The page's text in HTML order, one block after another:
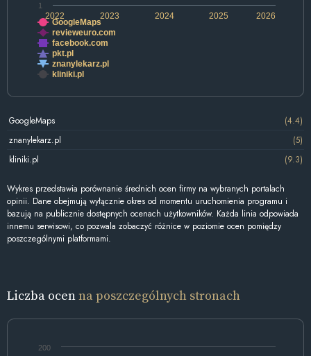
2022 2024 2026
2023 2025
1
GoogleMaps
revieweuro.com
facebook.com
pkt.pl
znanylekarz.pl
kliniki.pl
GoogleMaps
(4.4)
znanylekarz.pl
(5)
kliniki.pl
(9.3)
Wykres przedstawia porównanie średnich ocen firmy na wybranych portalach
opinii. Dane obejmują wyłącznie okres od momentu uruchomienia programu i
bazują na publicznie dostępnych ocenach użytkowników. Każda linia odpowiada
innemu serwisowi, co pozwala zobaczyć różnice w poziomie ocen pomiędzy
poszczególnymi platformami.
Liczba ocenna poszczególnych stronach
200